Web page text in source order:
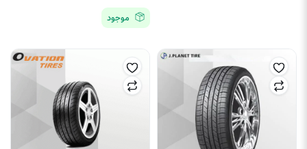
موجود